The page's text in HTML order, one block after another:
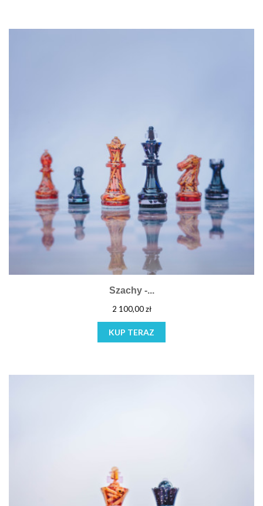
Szachy -...
2 100,00 zł
KUP TERAZ